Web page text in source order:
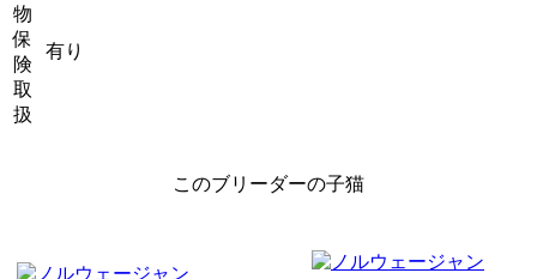
物
保
険
取
扱
有り
このブリーダーの子猫